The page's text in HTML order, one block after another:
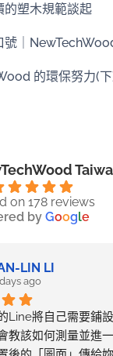
的塑木規範談起
號｜
的環保努力(
on 178 reviews
byGoogle
LIN LI
ago
Line將自己需要鋪
教該如何測量並進